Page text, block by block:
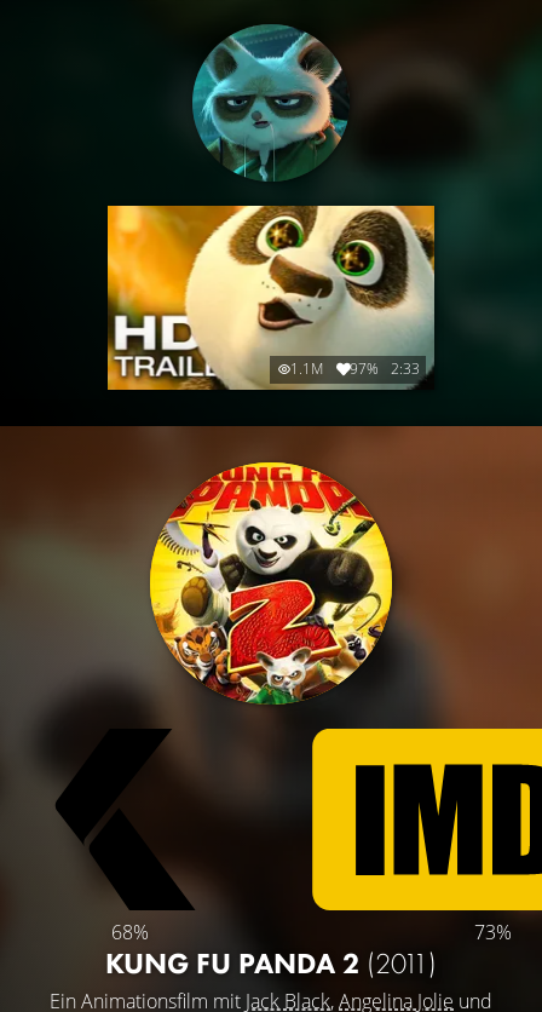
1.1M 97% 2:33
68% 73%
KUNG FU PANDA 2 (2011)
Ein Animationsfilm mit Jack Black,Angelina Jolie und